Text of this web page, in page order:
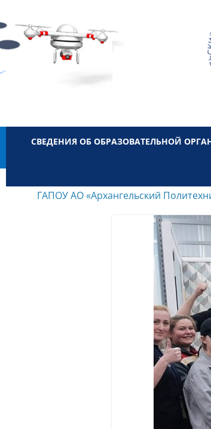
СВЕДЕНИЯ ОБ ОБРАЗОВАТЕЛЬНОЙ
ГАПОУ АО «Архангельский